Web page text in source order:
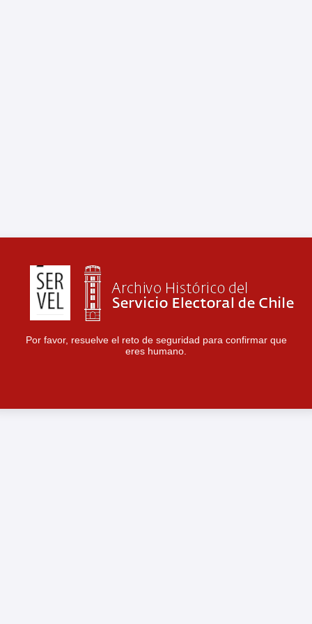
Por favor, resuelve el reto de seguridad para confirmar que
eres humano.